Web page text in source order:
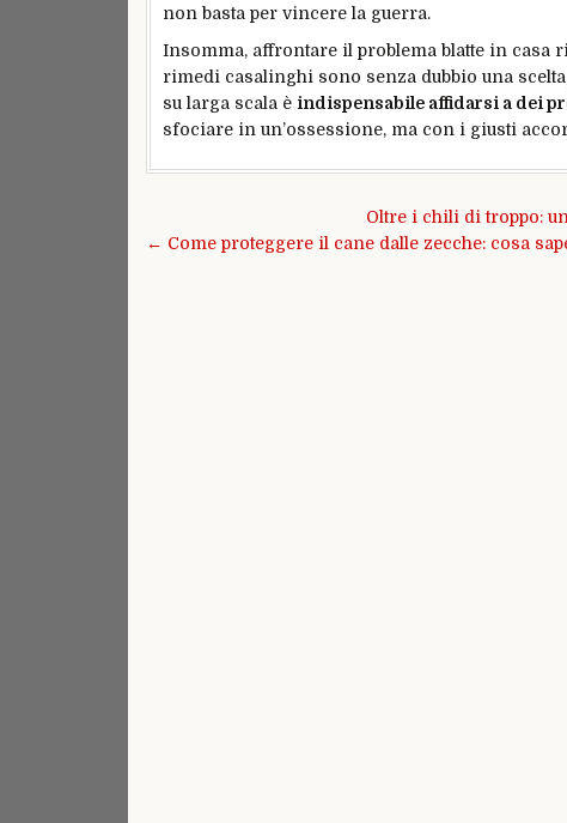
non basta per vincere la guerra.
Insomma, affrontare il problema blatte in casa
rimedi casalinghi sono senza dubbio una
su larga scala è indispensabile affidarsi a dei
sfociare in un’ossessione, ma con i giusti
articoli
Oltre i chili di troppo:
← Come proteggere il cane dalle zecche: cosa